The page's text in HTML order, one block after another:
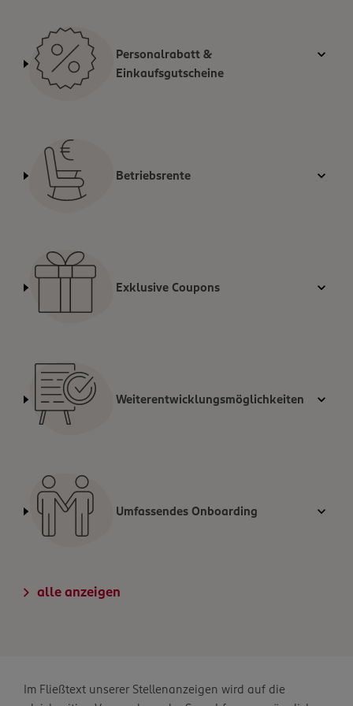
Personalrabatt &
Einkaufsgutscheine
Betriebsrente
Exklusive Coupons
Weiterentwicklungsmöglichkeiten
Umfassendes Onboarding
alle anzeigen
Im Fließtext unserer Stellenanzeigen wird auf die